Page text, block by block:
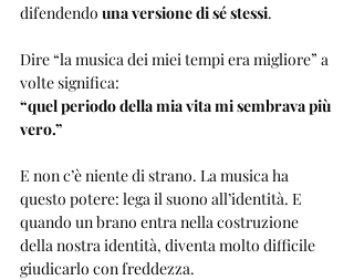
difendendo una versione di sé stessi.
Dire “la musica dei miei tempi era migliore” a
volte significa:
“quel periodo della mia vita mi sembrava più
vero.”
E non c’è niente di strano. La musica ha
questo potere: lega il suono all’identità. E
quando un brano entra nella costruzione
della nostra identità, diventa molto difficile
giudicarlo con freddezza.